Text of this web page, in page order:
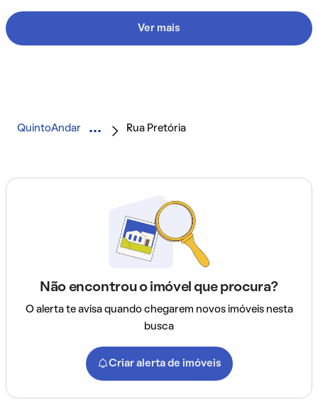
Ver mais
QuintoAndar Rua Pretória
Não encontrou o imóvel que procura?
O alerta te avisa quando chegarem novos imóveis nesta
busca
Criar alerta de imóveis